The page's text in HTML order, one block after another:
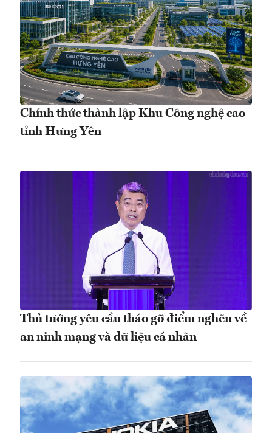
Chính thức thành lập Khu Công nghệ cao
tỉnh Hưng Yên
Thủ tướng yêu cầu tháo gỡ điểm nghẽn về
an ninh mạng và dữ liệu cá nhân